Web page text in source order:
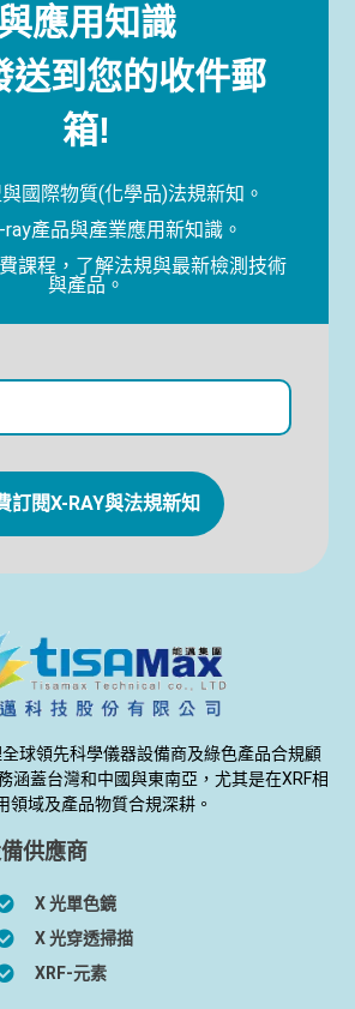
應用知識
送到您的收件郵
箱!
國際物質(化學品)法規新知。
產品與產業應用新知識。
課程，了解法規與最新檢測技術
與產品。
訂閱X-RAY與法規新知
球領先科學儀器設備商及綠色產品合規顧
涵蓋台灣和中國與東南亞，尤其是在XRF相
領域及產品物質合規深耕。
供應商
X 光單色鏡
X 光穿透掃描
XRF-元素